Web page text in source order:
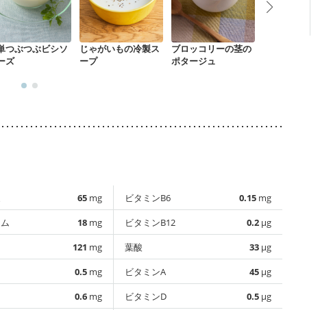
つぶつぶビシソ
ズ
じゃがいもの冷製ス
ープ
ブロッコリーの茎の
ポタージュ
65 mg
18 mg
121 mg
0.5 mg
0.6 mg
ビタミンB6 0.15 mg
ビタミンB12
0.2 µg
葉酸
33 µg
ビタミンA
45 µg
ビタミンD
0.5 µg